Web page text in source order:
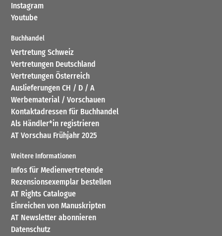
Instagram
Youtube
Buchhandel
Vertretung Schweiz
Vertretungen Deutschland
Vertretungen Österreich
Auslieferungen CH / D / A
Werbematerial / Vorschauen
Kontaktadressen für Buchhandel
Als Händler*in registrieren
AT Vorschau Frühjahr 2025
Weitere Informationen
Infos für Medienvertretende
Rezensionsexemplar bestellen
AT Rights Catalogue
Einreichen von Manuskripten
AT Newsletter abonnieren
Datenschutz